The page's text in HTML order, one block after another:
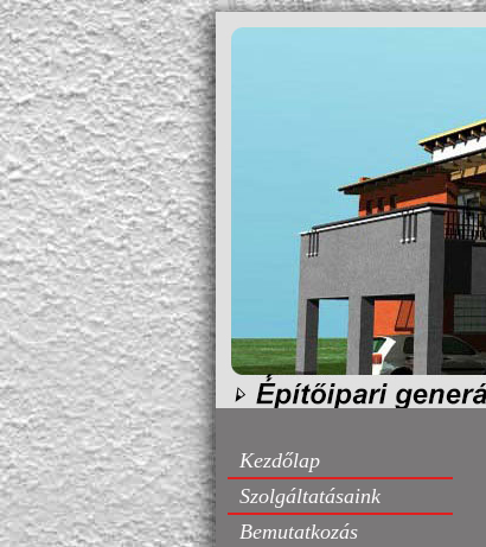
Kezdőlap
Szolgáltatásaink
Bemutatkozás